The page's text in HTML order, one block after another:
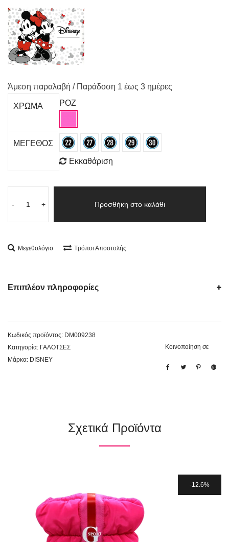
Άμεση παραλαβή / Παράδoση 1 έως 3 ημέρες
ΧΡΩΜΑ ΡΟΖ
ΜΕΓΕΘΟΣ
Εκκαθάριση
- + Προσθήκη στο καλάθι
Μεγεθολόγιο Τρόποι Αποστολής
Επιπλέον πληροφορίες
Κωδικός προϊόντος: DM009238
Κατηγορία: ΓΑΛΟΤΣΕΣ
Μάρκα: DISNEY
Κοινοποίηση σε
Σχετικά Προϊόντα
12.6%